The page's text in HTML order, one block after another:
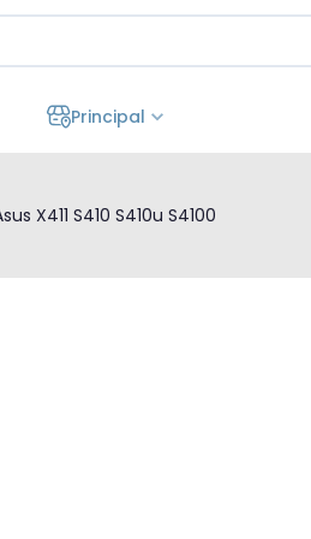
Principal
X411 S410 S410u S4100